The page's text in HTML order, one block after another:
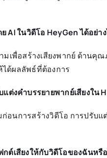
ในวิดีโอ HeyGen ได้อย่า
มเพื่อสร้างเสียงพากย์ ด้าน
ได้ผลลัพธ์ที่ต้องการ
งคำบรรยายพากย์เสียงใน
นการสร้างวิดีโอ การปรับ
ต์เสียงให้กับวิดีโอของฉันหรื